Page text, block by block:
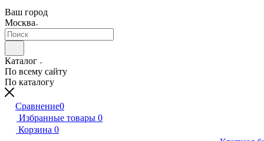
Ваш город
Москва
Каталог
По всему сайту
По каталогу
Сравнение0
Избранные товары 0
Корзина 0